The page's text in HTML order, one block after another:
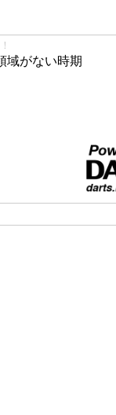
域がない時期